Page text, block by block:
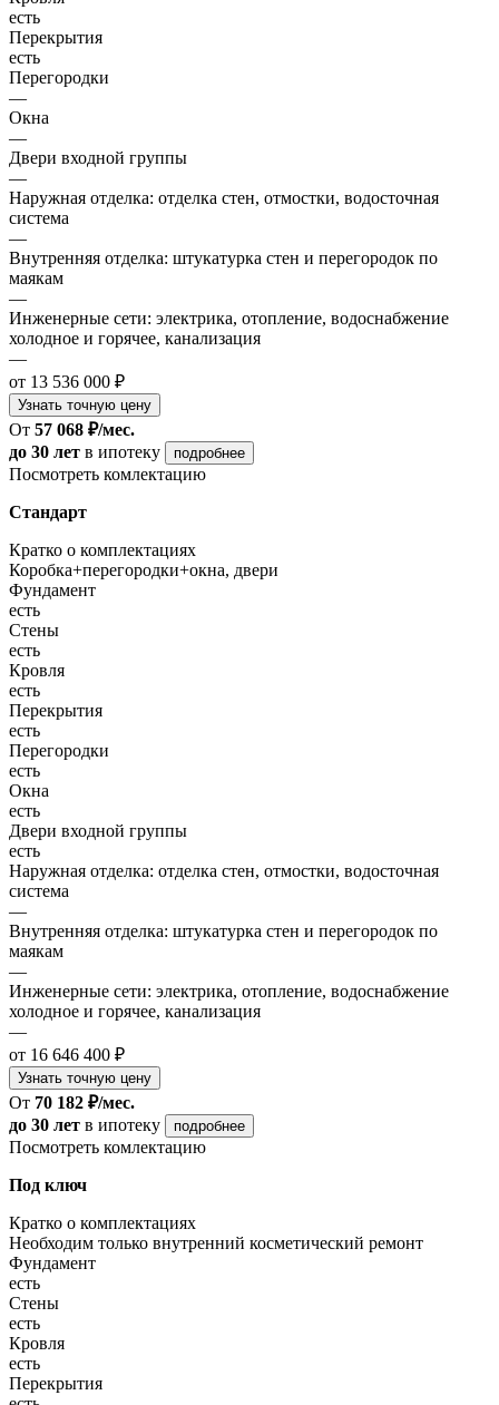
есть
Перекрытия
есть
Перегородки
—
Окна
—
Двери входной группы
—
Наружная отделка: отделка стен, отмостки, водосточная
система
—
Внутренняя отделка: штукатурка стен и перегородок по
маякам
—
Инженерные сети: электрика, отопление, водоснабжение
холодное и горячее, канализация
—
от 13 536 000 ₽
Узнать точную цену
От 57 068 ₽/мес.
до 30 лет в ипотеку подробнее
Посмотреть комлектацию
Стандарт
Кратко о комплектациях
Коробка+перегородки+окна, двери
Фундамент
есть
Стены
есть
Кровля
есть
Перекрытия
есть
Перегородки
есть
Окна
есть
Двери входной группы
есть
Наружная отделка: отделка стен, отмостки, водосточная
система
—
Внутренняя отделка: штукатурка стен и перегородок по
маякам
—
Инженерные сети: электрика, отопление, водоснабжение
холодное и горячее, канализация
—
от 16 646 400 ₽
Узнать точную цену
От 70 182 ₽/мес.
до 30 лет в ипотеку подробнее
Посмотреть комлектацию
Под ключ
Кратко о комплектациях
Необходим только внутренний косметический ремонт
Фундамент
есть
Стены
есть
Кровля
есть
Перекрытия